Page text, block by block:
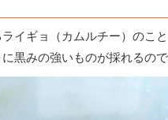
イギョ（カムルチー）のこ
黒みの強いものが採れるの